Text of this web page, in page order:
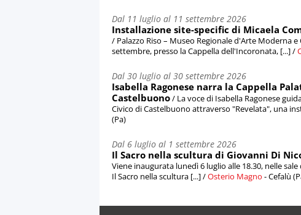
Dal 11 luglio al 11 settembre 2026
Installazione site-specific di Micaela
/ Palazzo Riso – Museo Regionale d'Arte Moderna
settembre, presso la Cappella dell'Incoronata, [...] /
Dal 30 luglio al 30 settembre 2026
Isabella Ragonese narra la Cappella
Castelbuono/ La voce di Isabella Ragonese
Civico di Castelbuono attraverso "Revelata", una
(Pa)
Dal 6 luglio al 1 settembre 2026
Il Sacro nella scultura di Giovanni Di
Viene inaugurata lunedì 6 luglio alle 18.30, nelle
Il Sacro nella scultura [...] /Osterio Magno - Cefalù